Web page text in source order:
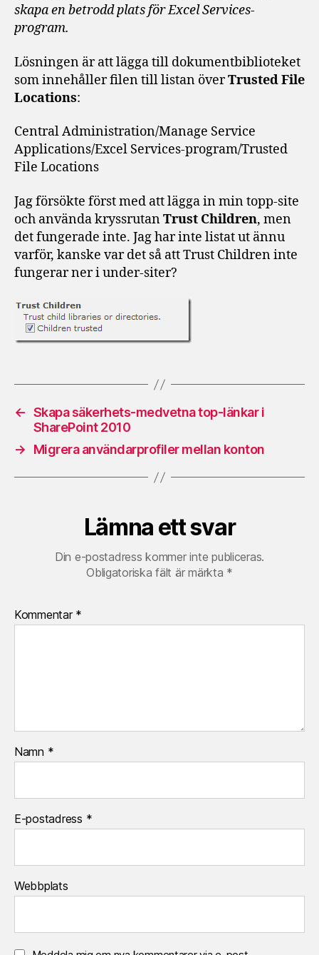
skapa en betrodd plats för Excel Services-
program.
Lösningen är att lägga till dokumentbiblioteket
som innehåller filen till listan överTrusted File
Locations:
Central Administration/Manage Service
Applications/Excel Services-program/Trusted
File Locations
Jag försökte först med att lägga in min topp-site
och använda kryssrutanTrust Children, men
det fungerade inte. Jag har inte listat ut ännu
varför, kanske var det så att Trust Children inte
fungerar ner i under-siter?
← Skapa säkerhets-medvetna top-länkar i
SharePoint 2010
→
Migrera användarprofiler mellan konton
Lämna ett svar
Din e-postadress kommer inte publiceras.
Obligatoriska fält är märkta *
Kommentar *
Namn *
E-postadress *
Webbplats